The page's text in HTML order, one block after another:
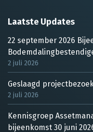
Laatste Updates
22 september 2026
2 juli 2026
Geslaagd
2 juli 2026
Kennisgroep
bijeenkomst 30 juni